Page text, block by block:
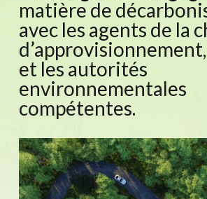
matière de
avec les agents de la
et les autorités
environnementales
compétentes.